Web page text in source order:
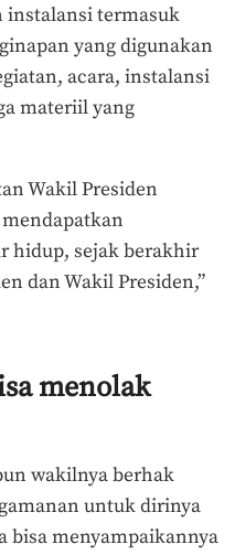
instalansi termasuk
yang digunakan
acara, instalansi
materiil yang
Wakil Presiden
hidup, sejak berakhir
dan Wakil Presiden,”
menolak
wakilnya berhak
untuk dirinya
bisa menyampaikannya